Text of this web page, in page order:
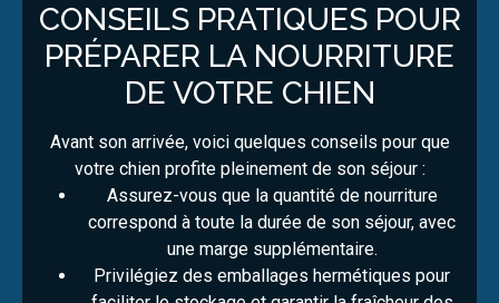
CONSEILS PRATIQUES POUR
PRÉPARER LA NOURRITURE
DE VOTRE CHIEN
Avant son arrivée, voici quelques conseils pour que
votre chien profite pleinement de son séjour :
Assurez-vous que la quantité de nourriture
correspond à toute la durée de son séjour, avec
une marge supplémentaire.
Privilégiez des emballages hermétiques pour